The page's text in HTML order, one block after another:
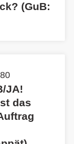
(GuB:
JA!
das